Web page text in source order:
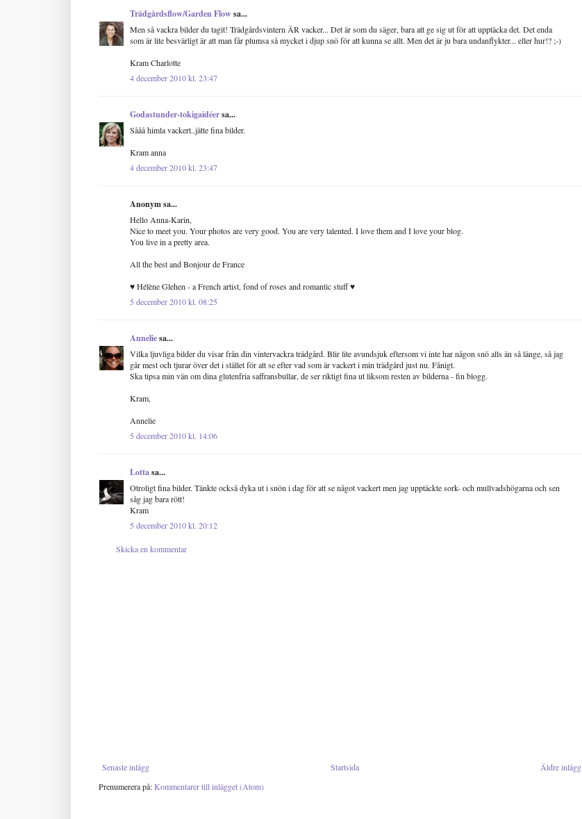
Trädgårdsflow/Garden Flowsa...
Men så vackra bilder du tagit! Trädgårdsvintern ÄR vacker... Det är som du säger, bara att ge sig ut för att upptäcka det. Det enda
som är lite besvärligt är att man får plumsa så mycket i djup snö för att kunna se allt. Men det är ju bara undanflykter... eller hur!? ;-)
Kram Charlotte
4 december 2010 kl. 23:47
Godastunder-tokigaidéersa...
Sååå himla vackert..jätte fina bilder.
Kram anna
4 december 2010 kl. 23:47
Anonym sa...
Hello Anna-Karin,
Nice to meet you. Your photos are very good. You are very talented. I love them and I love your blog.
You live in a pretty area.
All the best and Bonjour de France
♥ Hélène Glehen - a French artist, fond of roses and romantic stuff ♥
5 december 2010 kl. 08:25
Anneliesa...
Vilka ljuvliga bilder du visar från din vintervackra trädgård. Blir lite avundsjuk eftersom vi inte har någon snö alls än så länge, så jag
går mest och tjurar över det i stället för att se efter vad som är vackert i min trädgård just nu. Fånigt.
Ska tipsa min vän om dina glutenfria saffransbullar, de ser riktigt fina ut liksom resten av bilderna - fin blogg.
Kram,
Annelie
5 december 2010 kl. 14:06
Lottasa...
Otroligt fina bilder. Tänkte också dyka ut i snön i dag för att se något vackert men jag upptäckte sork- och mullvadshögarna och sen
såg jag bara rött!
Kram
5 december 2010 kl. 20:12
Skicka en kommentar
Senaste inlägg Äldre inlägg
Startsida
Prenumerera på:Kommentarer till inlägget (Atom)